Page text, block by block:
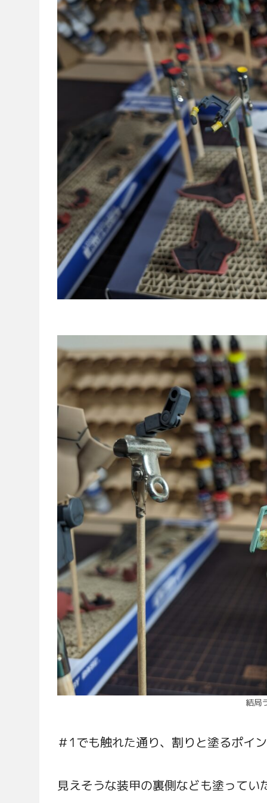
結局
＃1でも触れた通り、割りと塗るポイ
見えそうな装甲の裏側なども塗って